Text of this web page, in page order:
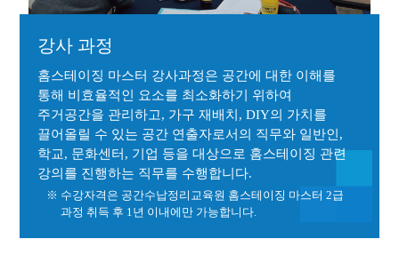
강사 과정
홈스테이징 마스터 강사과정은 공간에 대한 이해를
통해 비효율적인 요소를 최소화하기 위하여
주거공간을 관리하고, 가구 재배치, DIY의 가치를
끌어올릴 수 있는 공간 연출자로서의 직무와 일반인,
학교, 문화센터, 기업 등을 대상으로 홈스테이징 관련
강의를 진행하는 직무를 수행합니다.
※ 수강자격은 공간수납정리교육원 홈스테이징 마스터 2급
과정 취득 후 1년 이내에만 가능합니다.